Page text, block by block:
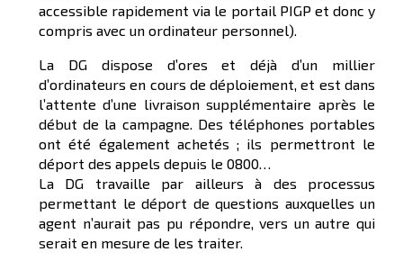
accessible rapidement via le portail PIGP et donc y
compris avec un ordinateur personnel).
La DG dispose d’ores et déjà d’un millier
d’ordinateurs en cours de déploiement, et est dans
l’attente d’une livraison supplémentaire après le
début de la campagne. Des téléphones portables
ont été également achetés ; ils permettront le
déport des appels depuis le 0800…
La DG travaille par ailleurs à des processus
permettant le déport de questions auxquelles un
agent n’aurait pas pu répondre, vers un autre qui
serait en mesure de les traiter.